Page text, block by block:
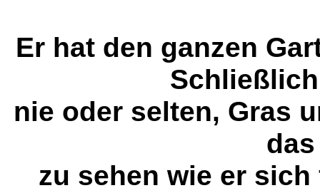
Er hat den ganzen
nie oder selten, Gras
zu sehen wie er